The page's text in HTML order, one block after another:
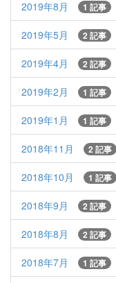
2019年8月 1 記事
2019年5月 2 記事
2019年4月 2 記事
2019年2月 1 記事
2019年1月 1 記事
2018年11月 2 記事
2018年10月 1 記事
2018年9月 2 記事
2018年8月 2 記事
2018年7月 1 記事